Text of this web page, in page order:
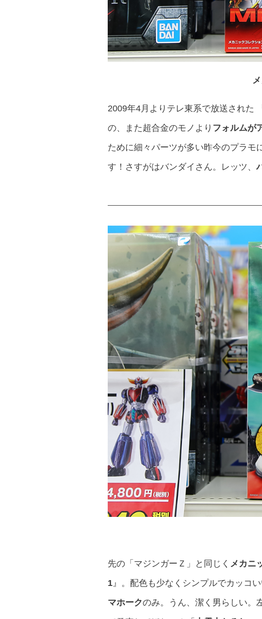
2009年4月よりテレ東系で放送された
の、また超合金のモノより フォルムが
ために細々パーツが多い昨今のプラモ
す！さすがはバンダイさん。レッツ、
先の「マジンガーＺ」と同じく メカニ
1』。配色も少なくシンプルでカッコ
マホークのみ。うん、潔く男らしい。